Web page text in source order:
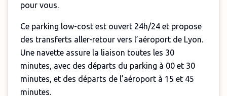
pour vous.
Ce parking low-cost est ouvert 24h/24 et propose
des transferts aller-retour vers l’aéroport de Lyon.
Une navette assure la liaison toutes les 30
minutes, avec des départs du parking à 00 et 30
minutes, et des départs de l’aéroport à 15 et 45
minutes.